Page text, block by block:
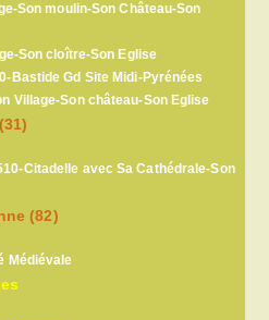
Son moulin-Son Château-Son
Son cloître-Son Eglise
Bastide Gd Site Midi-Pyrénées
Village-Son château-Son Eglise
Citadelle avec Sa Cathédrale-Son
(82)
Médiévale